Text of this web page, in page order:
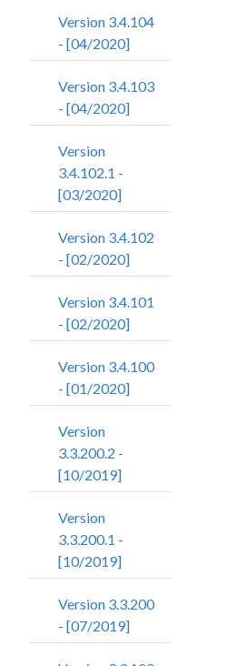
Version 3.4.104
- [04/2020]
Version 3.4.103
- [04/2020]
Version
3.4.102.1 -
[03/2020]
Version 3.4.102
- [02/2020]
Version 3.4.101
- [02/2020]
Version 3.4.100
- [01/2020]
Version
3.3.200.2 -
[10/2019]
Version
3.3.200.1 -
[10/2019]
Version 3.3.200
- [07/2019]